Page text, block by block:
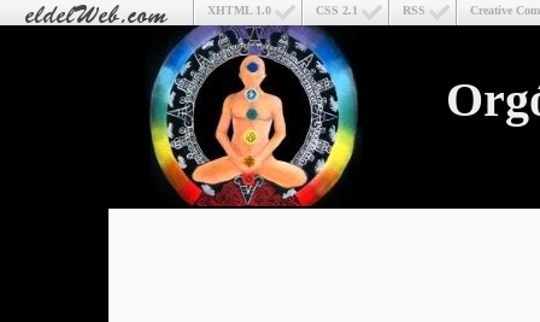
Creative
RSS
CSS 2.1
XHTML 1.0